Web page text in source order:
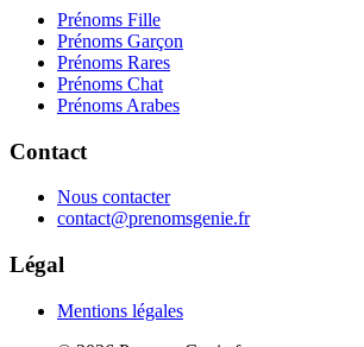
Prénoms Fille
Prénoms Garçon
Prénoms Rares
Prénoms Chat
Prénoms Arabes
Contact
Nous contacter
contact@prenomsgenie.fr
Légal
Mentions légales